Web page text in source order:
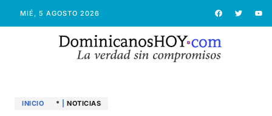
MIÉ, 5 AGOSTO 2026
INICIO * NOTICIAS